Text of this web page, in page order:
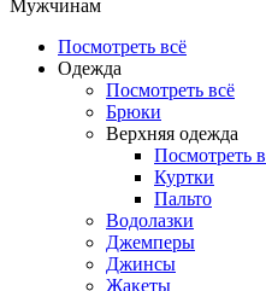
Мужчинам
Посмотреть всё
Одежда
Посмотреть всё
Брюки
Верхняя одежда
Посмотреть
Куртки
Пальто
Водолазки
Джемперы
Джинсы
Жакеты